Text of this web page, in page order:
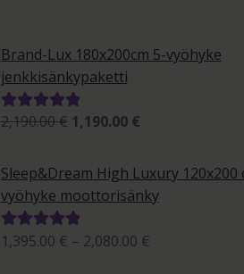
Brand-Lux 180x200cm 5-vyöhyke
jenkkisänkypaketti
Arvostelu
5.00
/ 5
2,190.00€ Alkuperäinen
oli:
2,190.00 €.
1,190.00 €Nykyinen
on:
1,190.00 €.
Sleep&Dream High Luxury 120x200
vyöhyke moottorisänky
Arvostelu
1,395.00 € – 2,080.00 €